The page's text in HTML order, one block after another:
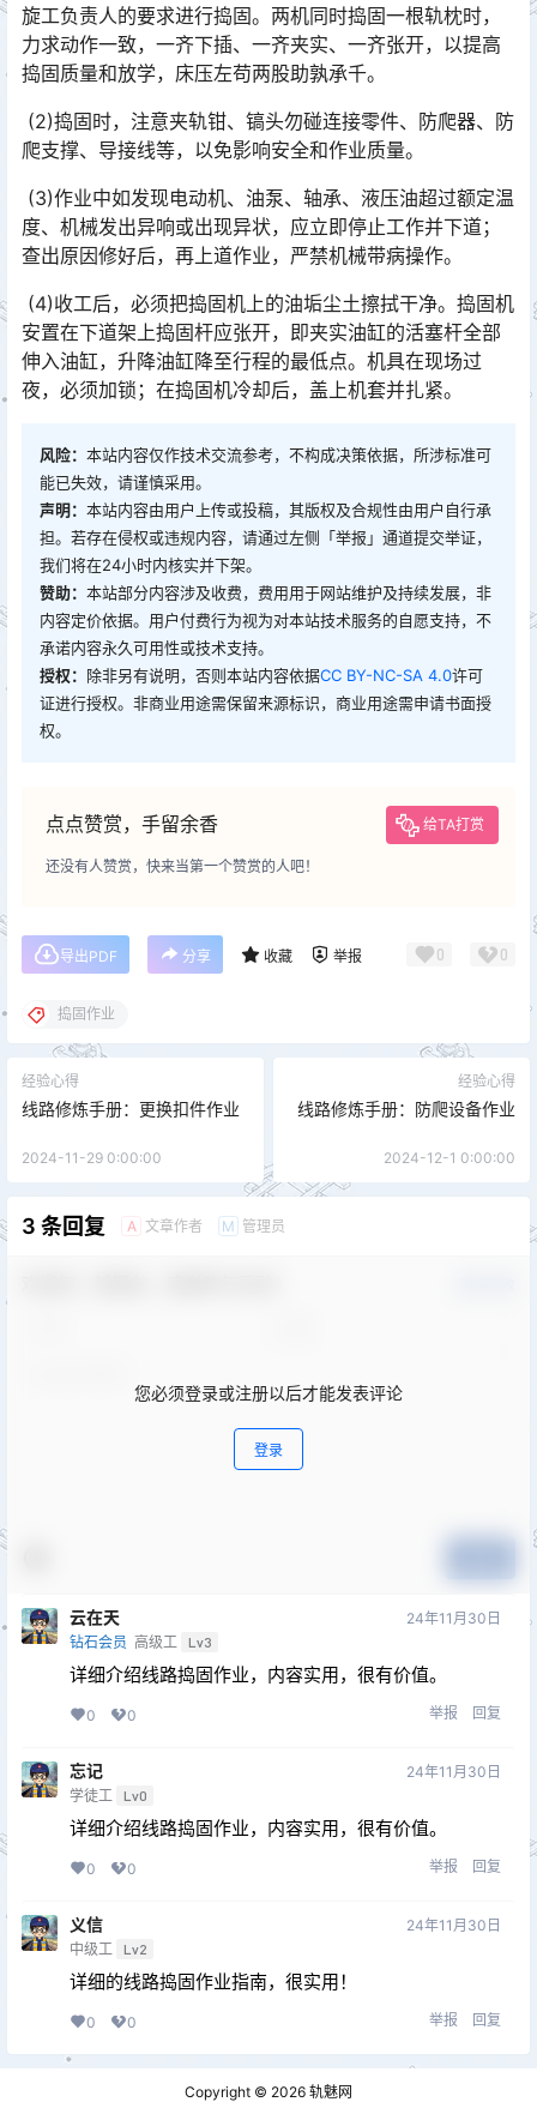
旋工负责人的要求进行捣固。两机同时捣固一根轨枕时，
力求动作一致，一齐下插、一齐夹实、一齐张开，以提高
捣固质量和放学，床压左苟两股助孰承千。󠅅󠅃󠄵󠅂󠄪󠇖󠆨󠆨󠇕󠆞󠆒󠅬󠇘󠆭󠆘󠇙󠆝󠅵󠇗󠆭󠆁󠄐󠇗󠅹󠅸󠇖󠆍󠅳󠇖󠅹󠅰󠇖󠆌󠅹
(2)捣固时，注意夹轨钳、镐头勿碰连接零件、防爬器、防
爬支撑、导接线等，以免影响安全和作业质量。
(3)作业中如发现电动机、油泵、轴承、液压油超过额定温
度、机械发出异响或出现异状，应立即停止工作并下道；
查出原因修好后，再上道作业，严禁机械带病操作。
(4)收工后，必须把捣固机上的油垢尘土擦拭干净。捣固机
安置在下道架上捣固杆应张开，即夹实油缸的活塞杆全部
伸入油缸，升降油缸降至行程的最低点。机具在现场过
夜，必须加锁；在捣固机冷却后，盖上机套并扎紧。󠅅󠅃󠄵󠅂󠄪󠇖󠆨󠆨󠇕󠆞󠆒󠅬󠇘󠆭󠆘󠇙󠆝󠅵󠇗󠆭󠆁󠄐󠇗󠅹󠅸󠇖󠆍󠅳󠇖󠅹󠅰󠇖󠆌󠅹
风险： 本站内容仅作技术交流参考，不构成决策依据，所涉标准可
能已失效，请谨慎采用。
声明： 本站内容由用户上传或投稿，其版权及合规性由用户自行承
担。若存在侵权或违规内容，请通过左侧「举报」通道提交举证，
我们将在24小时内核实并下架。
赞助： 本站部分内容涉及收费，费用用于网站维护及持续发展，非
内容定价依据。用户付费行为视为对本站技术服务的自愿支持，不
承诺内容永久可用性或技术支持。
授权： 除非另有说明，否则本站内容依据CC BY-NC-SA 4.0许可
证进行授权。非商业用途需保留来源标识，商业用途需申请书面授
权。
点点赞赏，手留余香 给TA打赏
还没有人赞赏，快来当第一个赞赏的人吧！
导出PDF 分享 收藏 举报 0 0
捣固作业
经验心得
线路修炼手册：更换扣件作业
2024-11-29 0:00:00
经验心得
线路修炼手册：防爬设备作业
2024-12-1 0:00:00
3 条回复 A 文章作者 M 管理员
您必须登录或注册以后才能发表评论
登录
云在天
钻石会员 高级工 Lv3
24年11月30日
详细介绍线路捣固作业，内容实用，很有价值。
0 0 举报 回复
忘记
学徒工 Lv0
24年11月30日
详细介绍线路捣固作业，内容实用，很有价值。
0 0 举报 回复
义信
中级工 Lv2
24年11月30日
详细的线路捣固作业指南，很实用！
0 0 举报 回复
Copyright © 2026 轨魅网